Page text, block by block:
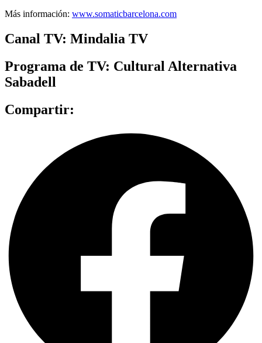
Más información: www.somaticbarcelona.com
Canal TV: Mindalia TV
Programa de TV: Cultural Alternativa
Sabadell
Compartir: